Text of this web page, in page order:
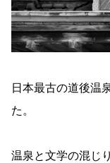
日本最古の道後温
た。
温泉と文学の混じ